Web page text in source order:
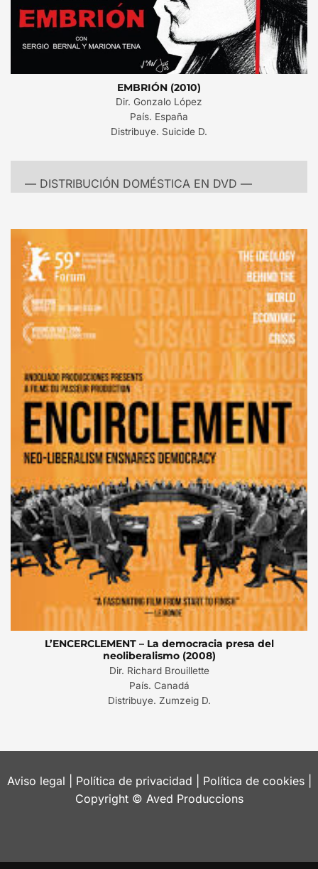
EMBRIÓN (2010)
Dir. Gonzalo López
País. España
Distribuye. Suicide D.
— DISTRIBUCIÓN DOMÉSTICA EN DVD —
L’ENCERCLEMENT – La democracia presa del
neoliberalismo (2008)
Dir. Richard Brouillette
País. Canadá
Distribuye. Zumzeig D.
Aviso legal Política de privacidad Política de cookies|
Copyright © Aved Produccions